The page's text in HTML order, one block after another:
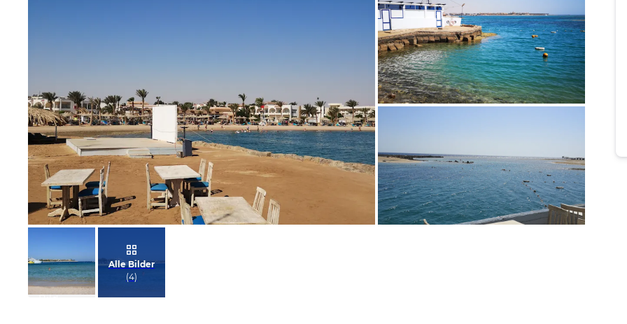
Bild melden
von Kay
Bild
Alle Bilder
(4)